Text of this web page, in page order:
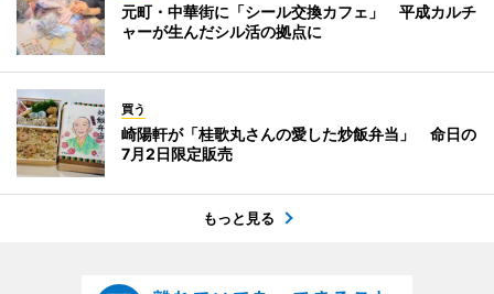
元町・中華街に「シール交換カフェ」 平成カルチ
ャーが生んだシル活の拠点に
買う
崎陽軒が「桂歌丸さんの愛した炒飯弁当」 命日の
7月2日限定販売
もっと見る